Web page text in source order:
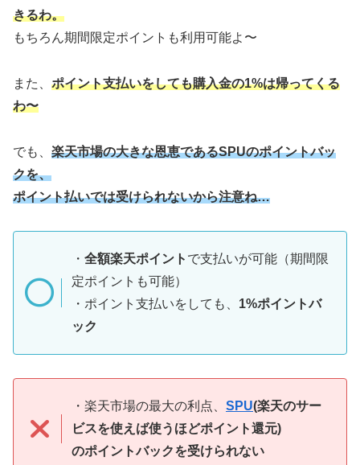
きるわ。
もちろん期間限定ポイントも利用可能よ〜
また、 ポイント支払いをしても購入金の1%は帰ってくる
わ〜
でも、 楽天市場の大きな恩恵であるSPUのポイントバッ
クを、
ポイント払いでは受けられないから注意ね…
・ 全額楽天ポイント で支払いが可能（期間限
定ポイントも可能）
・ポイント支払いをしても、 1%ポイントバ
ック
・楽天市場の最大の利点、 SPU(楽天のサー
ビスを使えば使うほどポイント還元)
のポイントバックを受けられない